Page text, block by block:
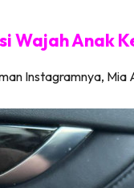
Wajah Anak
Instagramnya,